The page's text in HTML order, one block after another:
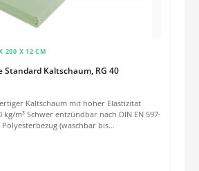
Standard Kaltschaum, RG 40
200 X 12 CM
Kaltschaum mit hoher Elastizität
kg/m³ Schwer entzündbar nach DIN EN 597-
(waschbar bis